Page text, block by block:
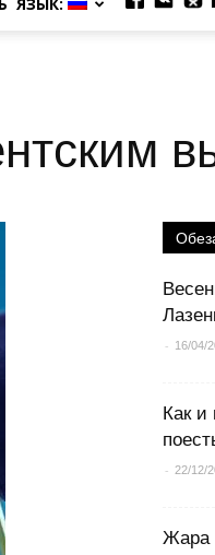
- 16/04/
Как и
- 22/12/
Жара